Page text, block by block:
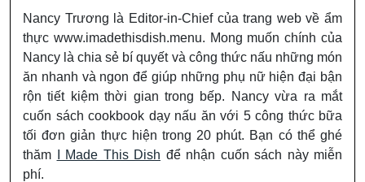
Nancy Trương là Editor-in-Chief của trang web về ẩm
thực www.imadethisdish.menu. Mong muốn chính của
Nancy là chia sẻ bí quyết và công thức nấu những món
ăn nhanh và ngon để giúp những phụ nữ hiện đại bận
rộn tiết kiệm thời gian trong bếp. Nancy vừa ra mắt
cuốn sách cookbook dạy nấu ăn với 5 công thức bữa
tối đơn giản thực hiện trong 20 phút. Bạn có thể ghé
thăm
I Made This Dish để nhận cuốn sách này miễn
phí.